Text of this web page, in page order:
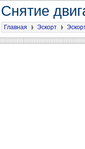
Снятие
Главная Эскорт